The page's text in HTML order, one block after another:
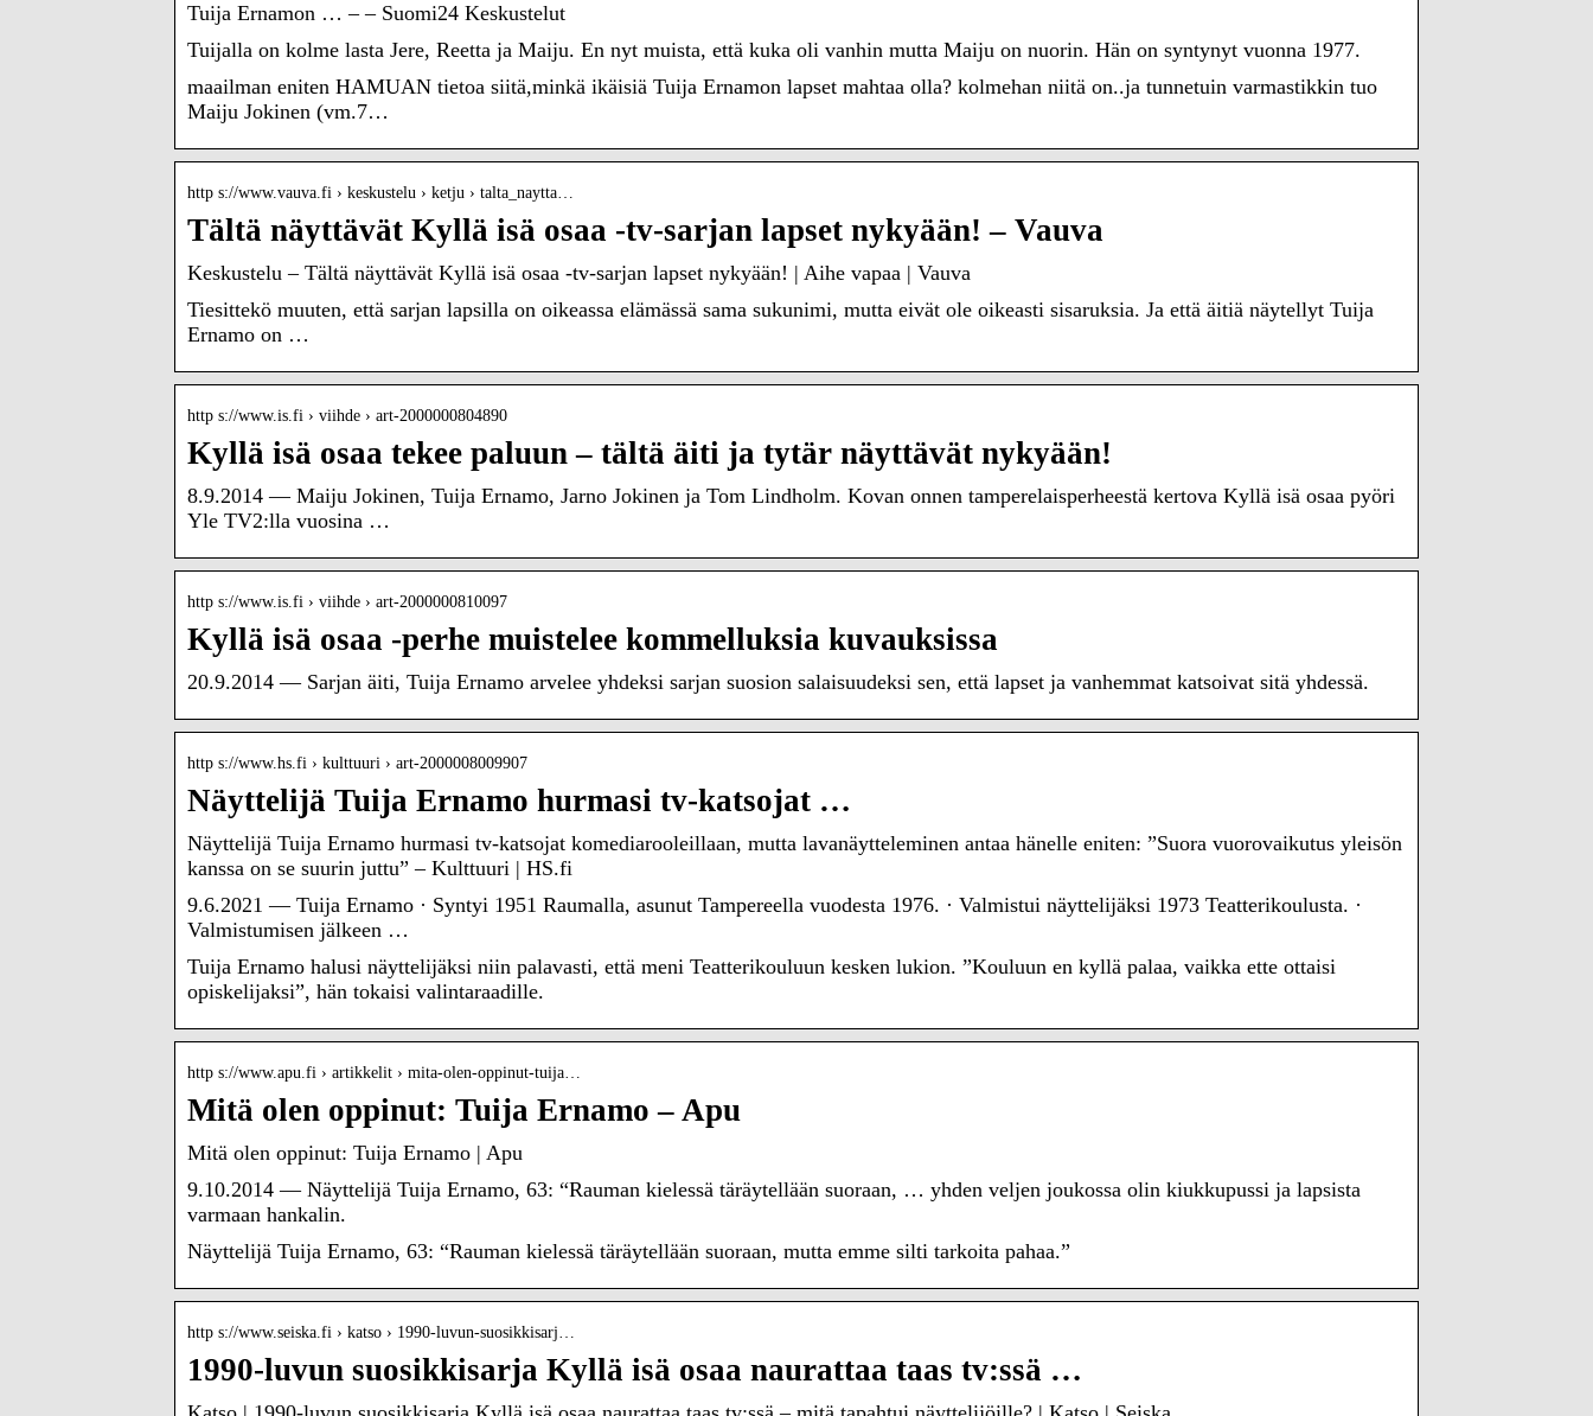
Tuija Ernamon … – – Suomi24 Keskustelut
Tuijalla on kolme lasta Jere, Reetta ja Maiju. En nyt muista, että kuka oli vanhin mutta Maiju on nuorin. Hän on syntynyt vuonna 1977.
maailman eniten HAMUAN tietoa siitä,minkä ikäisiä Tuija Ernamon lapset mahtaa olla? kolmehan niitä on..ja tunnetuin varmastikkin tuo
Maiju Jokinen (vm.7…
http s://www.vauva.fi › keskustelu › ketju › talta_naytta…
Tältä näyttävät Kyllä isä osaa -tv-sarjan lapset nykyään! – Vauva
Keskustelu – Tältä näyttävät Kyllä isä osaa -tv-sarjan lapset nykyään! | Aihe vapaa | Vauva
Tiesittekö muuten, että sarjan lapsilla on oikeassa elämässä sama sukunimi, mutta eivät ole oikeasti sisaruksia. Ja että äitiä näytellyt Tuija
Ernamo on …
http s://www.is.fi › viihde › art-2000000804890
Kyllä isä osaa tekee paluun – tältä äiti ja tytär näyttävät nykyään!
8.9.2014 — Maiju Jokinen, Tuija Ernamo, Jarno Jokinen ja Tom Lindholm. Kovan onnen tamperelaisperheestä kertova Kyllä isä osaa pyöri
Yle TV2:lla vuosina …
http s://www.is.fi › viihde › art-2000000810097
Kyllä isä osaa -perhe muistelee kommelluksia kuvauksissa
20.9.2014 — Sarjan äiti, Tuija Ernamo arvelee yhdeksi sarjan suosion salaisuudeksi sen, että lapset ja vanhemmat katsoivat sitä yhdessä.
http s://www.hs.fi › kulttuuri › art-2000008009907
Näyttelijä Tuija Ernamo hurmasi tv-katsojat …
Näyttelijä Tuija Ernamo hurmasi tv-katsojat komediarooleillaan, mutta lavanäytteleminen antaa hänelle eniten: ”Suora vuorovaikutus yleisön
kanssa on se suurin juttu” – Kulttuuri | HS.fi
9.6.2021 — Tuija Ernamo · Syntyi 1951 Raumalla, asunut Tampereella vuodesta 1976. · Valmistui näyttelijäksi 1973 Teatterikoulusta. ·
Valmistumisen jälkeen …
Tuija Ernamo halusi näyttelijäksi niin palavasti, että meni Teatterikouluun kesken lukion. ”Kouluun en kyllä palaa, vaikka ette ottaisi
opiskelijaksi”, hän tokaisi valintaraadille.
http s://www.apu.fi › artikkelit › mita-olen-oppinut-tuija…
Mitä olen oppinut: Tuija Ernamo – Apu
Mitä olen oppinut: Tuija Ernamo | Apu
9.10.2014 — Näyttelijä Tuija Ernamo, 63: “Rauman kielessä täräytellään suoraan, … yhden veljen joukossa olin kiukkupussi ja lapsista
varmaan hankalin.
Näyttelijä Tuija Ernamo, 63: “Rauman kielessä täräytellään suoraan, mutta emme silti tarkoita pahaa.”
http s://www.seiska.fi › katso › 1990-luvun-suosikkisarj…
1990-luvun suosikkisarja Kyllä isä osaa naurattaa taas tv:ssä …